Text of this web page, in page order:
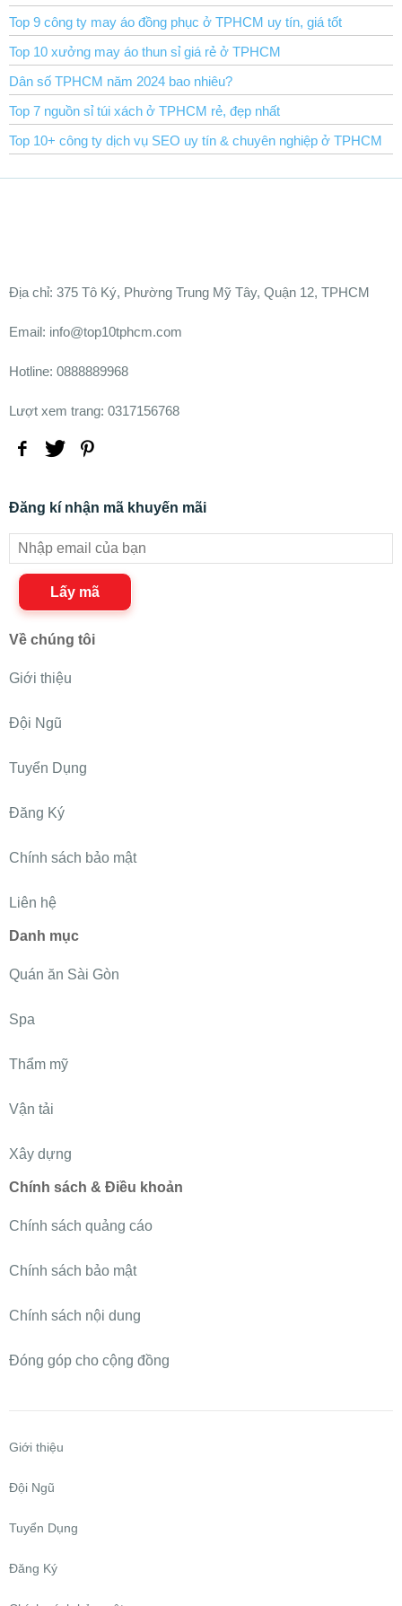
Top 9 công ty may áo đồng phục ở TPHCM uy tín, giá tốt
Top 10 xưởng may áo thun sỉ giá rẻ ở TPHCM
Dân số TPHCM năm 2024 bao nhiêu?
Top 7 nguồn sỉ túi xách ở TPHCM rẻ, đẹp nhất
Top 10+ công ty dịch vụ SEO uy tín & chuyên nghiệp ở TPHCM
Ðịa chỉ: 375 Tô Ký, Phường Trung Mỹ Tây, Quận 12, TPHCM
Email: info@top10tphcm.com
Hotline: 0888889968
Lượt xem trang: 0317156768
Đăng kí nhận mã khuyến mãi
Lấy mã
Về chúng tôi
Giới thiệu
Đội Ngũ
Tuyển Dụng
Đăng Ký
Chính sách bảo mật
Liên hệ
Danh mục
Quán ăn Sài Gòn
Spa
Thẩm mỹ
Vận tải
Xây dựng
Chính sách & Điều khoản
Chính sách quảng cáo
Chính sách bảo mật
Chính sách nội dung
Đóng góp cho cộng đồng
Giới thiệu
Đội Ngũ
Tuyển Dụng
Đăng Ký